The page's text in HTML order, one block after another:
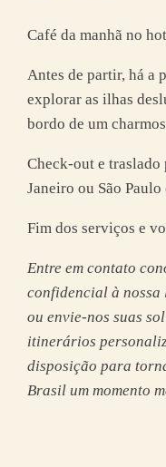
Café da manhã no
Antes de partir, há a
explorar as ilhas
bordo de um
Check-out e traslado
Janeiro ou São
Fim dos serviços e
Entre em contato
confidencial à
ou envie-nos suas
itinerários
disposição para
Brasil um momento